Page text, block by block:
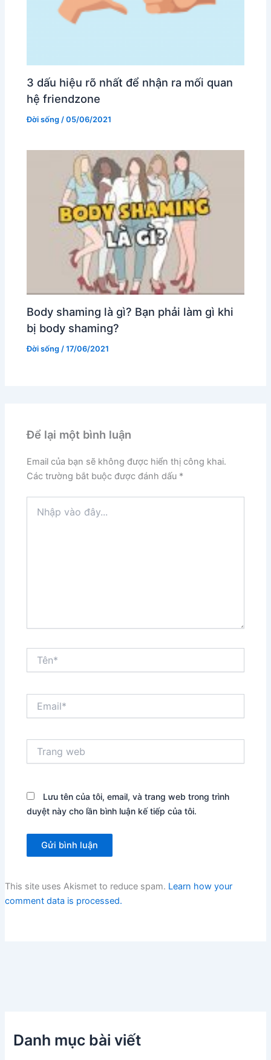
3 dấu hiệu rõ nhất để nhận ra mối quan
hệ friendzone
Đời sống /05/06/2021
Body shaming là gì? Bạn phải làm gì khi
bị body shaming?
Đời sống /17/06/2021
Để lại một bình luận
Email của bạn sẽ không được hiển thị công khai.
Các trường bắt buộc được đánh dấu *
vào
web
Lưu tên của tôi, email, và trang web trong trình
duyệt này cho lần bình luận kế tiếp của tôi.
This site uses Akismet to reduce spam. Learn how your
comment data is processed.
Danh mục bài viết